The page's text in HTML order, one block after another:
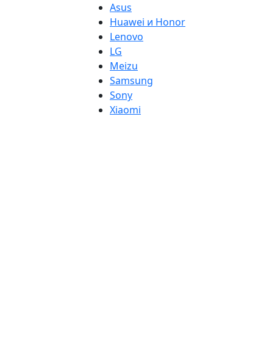
Asus
Huawei и Honor
Lenovo
LG
Meizu
Samsung
Sony
Xiaomi